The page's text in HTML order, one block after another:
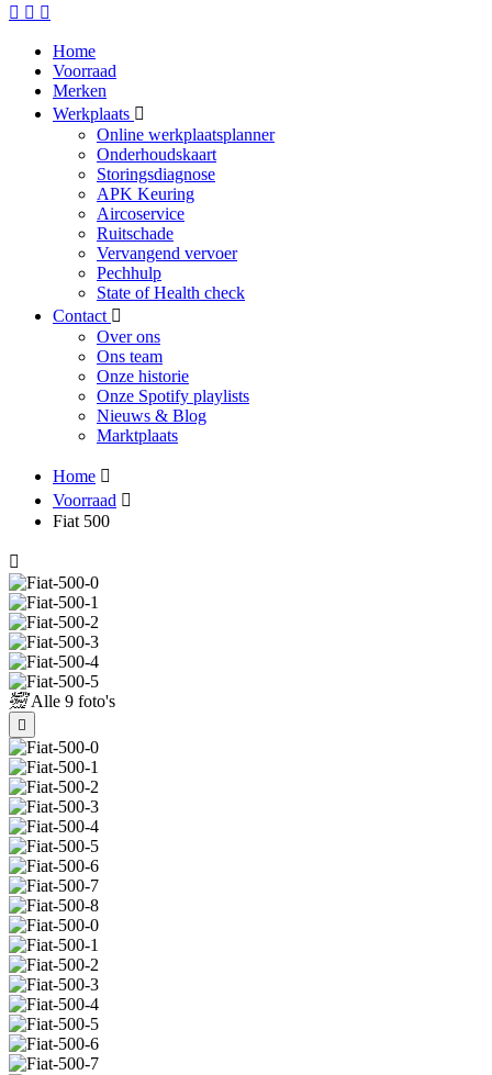
Home
Voorraad
Merken
Werkplaats
Online werkplaatsplanner
Onderhoudskaart
Storingsdiagnose
APK Keuring
Aircoservice
Ruitschade
Vervangend vervoer
Pechhulp
State of Health check
Contact
Over ons
Ons team
Onze historie
Onze Spotify playlists
Nieuws & Blog
Marktplaats
Home
Voorraad
Fiat 500
Alle 9 foto's